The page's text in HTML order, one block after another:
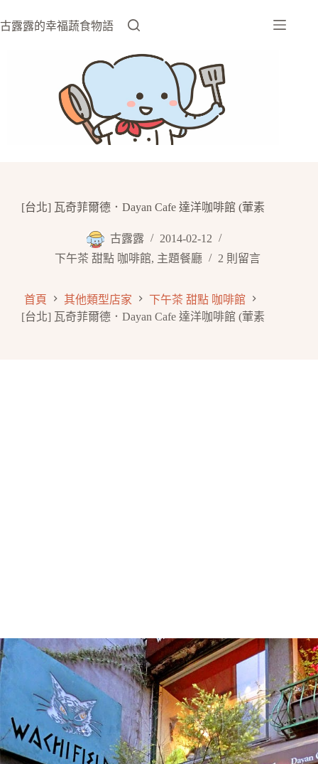
至
古露露的幸福蔬食物語
[台北] 瓦奇菲爾德．Dayan Cafe 達洋咖啡館 (葷素
古露露
2014-02-12
下午茶 甜點 咖啡館, 主題餐廳 2 則留言
首頁 其他類型店家
下午茶 甜點 咖啡館
[台北] 瓦奇菲爾德．Dayan Cafe 達洋咖啡館 (葷素